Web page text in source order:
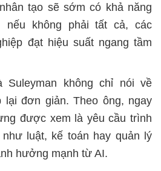
tạo sẽ sớm có khả năng
nếu không phải tất cả, các
đạt hiệu suất ngang tầm
không chỉ nói về
lại đơn giản. Theo ông, ngay
được xem là yêu cầu trình
luật, kế toán hay quản lý
hưởng mạnh từ AI.